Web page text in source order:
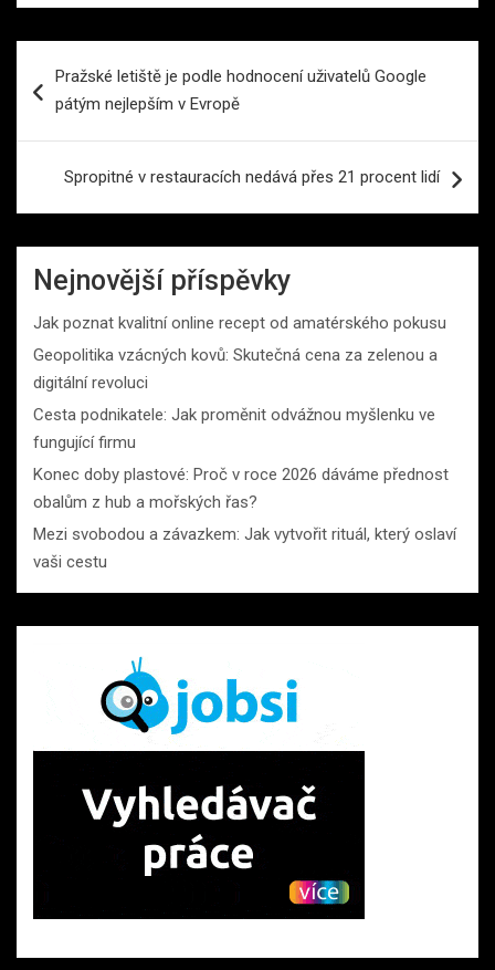
proPražské letiště je podle hodnocení uživatelů Google
pátým nejlepším v Evropě
Spropitné v restauracích nedává přes 21 procent lidí
Nejnovější příspěvky
Jak poznat kvalitní online recept od amatérského pokusu
Geopolitika vzácných kovů: Skutečná cena za zelenou a
digitální revoluci
Cesta podnikatele: Jak proměnit odvážnou myšlenku ve
fungující firmu
Konec doby plastové: Proč v roce 2026 dáváme přednost
obalům z hub a mořských řas?
Mezi svobodou a závazkem: Jak vytvořit rituál, který oslaví
vaši cestu